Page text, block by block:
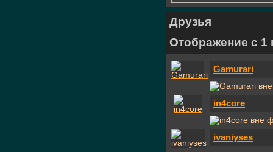
Друзья
Отображение с 1
Gamurari
in4core
ivaniyses